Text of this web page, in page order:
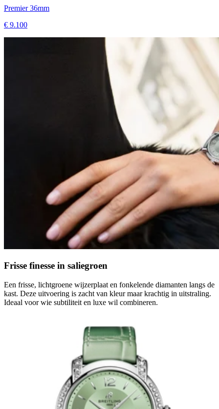
Premier 36mm
€ 9.100
Frisse finesse in saliegroen
Een frisse, lichtgroene wijzerplaat en fonkelende diamanten langs de
kast. Deze uitvoering is zacht van kleur maar krachtig in uitstraling.
Ideaal voor wie subtiliteit en luxe wil combineren.